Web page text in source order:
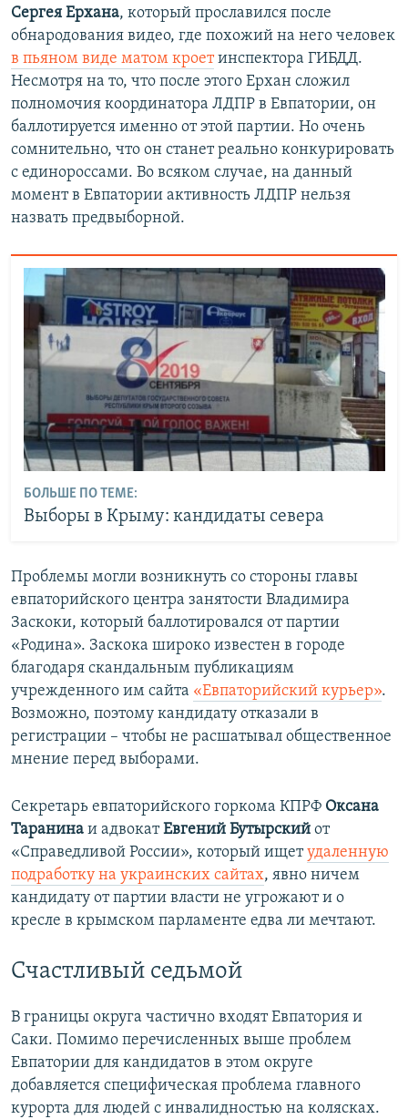
Сергея Ерхана, который прославился после
обнародования видео, где похожий на него человек
в пьяном виде матом кроетинспектора ГИБДД.
Несмотря на то, что после этого Ерхан сложил
полномочия координатора ЛДПР в Евпатории, он
баллотируется именно от этой партии. Но очень
сомнительно, что он станет реально конкурировать
с единороссами. Во всяком случае, на данный
момент в Евпатории активность ЛДПР нельзя
назвать предвыборной.
БОЛЬШЕ ПО ТЕМЕ:
Выборы в Крыму: кандидаты севера
Проблемы могли возникнуть со стороны главы
евпаторийского центра занятости Владимира
Заскоки, который баллотировался от партии
«Родина». Заскока широко известен в городе
благодаря скандальным публикациям
учрежденного им сайта «Евпаторийский курьер».
Возможно, поэтому кандидату отказали в
регистрации – чтобы не расшатывал общественное
мнение перед выборами.
Секретарь евпаторийского горкома КПРФ Оксана
Таранина и адвокатЕвгений Бутырский от
«Справедливой России», который ищетудаленную
подработку на украинских сайтах, явно ничем
кандидату от партии власти не угрожают и о
кресле в крымском парламенте едва ли мечтают.
Счастливый седьмой
В границы округа частично входят Евпатория и
Саки. Помимо перечисленных выше проблем
Евпатории для кандидатов в этом округе
добавляется специфическая проблема главного
курорта для людей с инвалидностью на колясках.